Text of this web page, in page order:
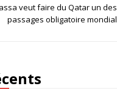
veut faire du Qatar un des
passages obligatoire mondial